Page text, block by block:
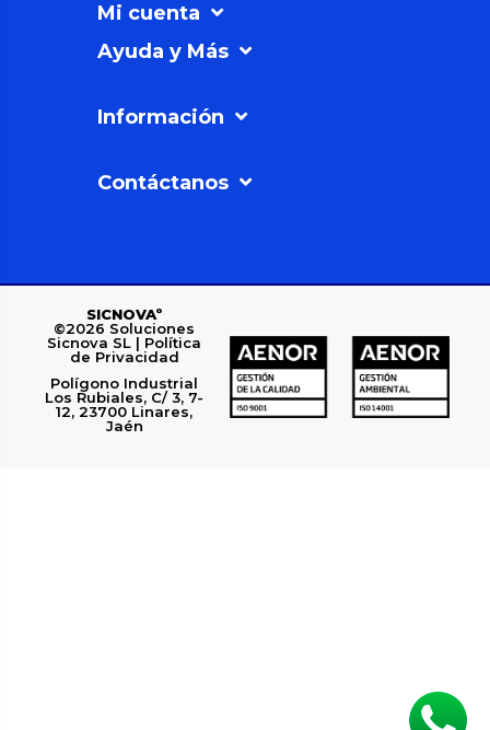
Mi cuenta
Ayuda y Más
Información
Contáctanos
SICNOVAº
©2026 Soluciones
Sicnova SL | Política
de Privacidad
Polígono Industrial
Los Rubiales, C/ 3, 7-
12, 23700 Linares,
Jaén